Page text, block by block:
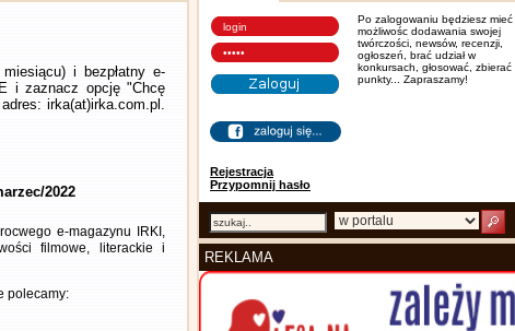
i bezpłatny e-
i zaznacz opcję "Chcę
irka(at)irka.com.pl.
2022
e-magazynu IRKI,
filmowe, literackie i
polecamy:
Rejestracja
Przypomnij hasło
Po zalogowaniu będziesz mieć
możliwośc dodawania swojej
twórczości, newsów, recenzji,
ogłoszeń, brać udział w
konkursach, głosować, zbierać
punkty... Zapraszamy!
REKLAMA